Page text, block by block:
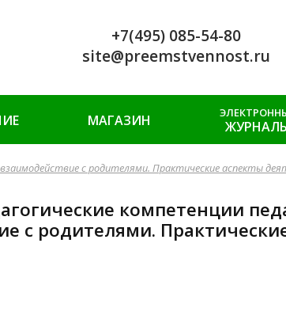
+7(495) 085-54-80
site@preemstvennost.ru
МАГАЗИН
с родителями. Практические аспекты
компетенции
с родителями.